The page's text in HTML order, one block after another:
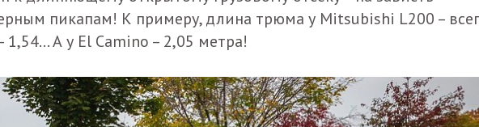
пикапам! К примеру, длина трюма у Mitsubishi L200 –
А у El Camino – 2,05 метра!